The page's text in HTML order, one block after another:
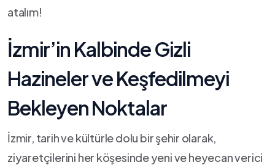
atalım!
İzmir’in Kalbinde Gizli
Hazineler ve Keşfedilmeyi
Bekleyen⁣ Noktalar
İzmir, tarih​ ve kültürle dolu bir ⁣şehir⁣ olarak,
ziyaretçilerini her⁤ köşesinde ⁢yeni‌ ve heyecan verici